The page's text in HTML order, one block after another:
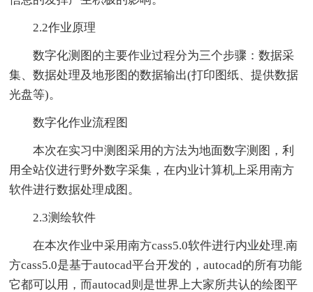
2.2作业原理
数字化测图的主要作业过程分为三个步骤：数据采
集、数据处理及地形图的数据输出(打印图纸、提供数据
光盘等)。
数字化作业流程图
本次在实习中测图采用的方法为地面数字测图，利
用全站仪进行野外数字采集，在内业计算机上采用南方
软件进行数据处理成图。
2.3测绘软件
在本次作业中采用南方cass5.0软件进行内业处理.南
方cass5.0是基于autocad平台开发的，autocad的所有功能
它都可以用，而autocad则是世界上大家所共认的绘图平